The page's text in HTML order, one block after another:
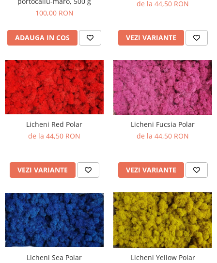
100,00 RON
ADAUGA IN COS
de la 44,50 RON
VEZI VARIANTE
Licheni Red Polar
de la 44,50 RON
VEZI VARIANTE
Licheni Fucsia Polar
de la 44,50 RON
VEZI VARIANTE
Licheni Sea Polar
Licheni Yellow Polar